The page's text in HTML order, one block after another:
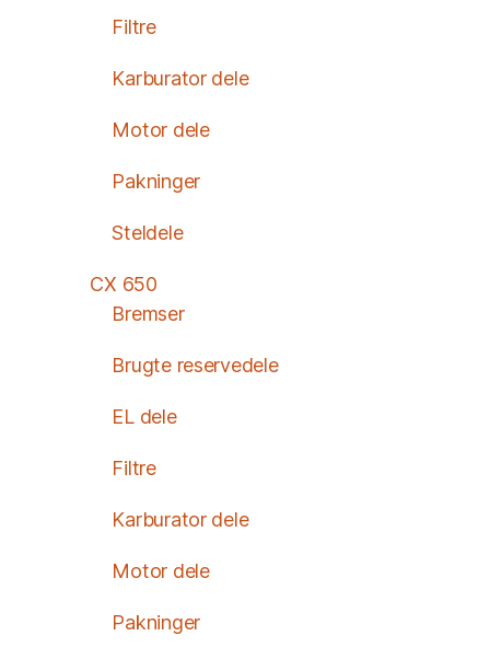
Filtre
Karburator dele
Motor dele
Pakninger
Steldele
CX 650
Bremser
Brugte reservedele
EL dele
Filtre
Karburator dele
Motor dele
Pakninger